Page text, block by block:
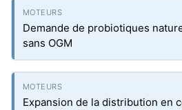
Demande de probiotiques
sans OGM
Expansion de la distribution en